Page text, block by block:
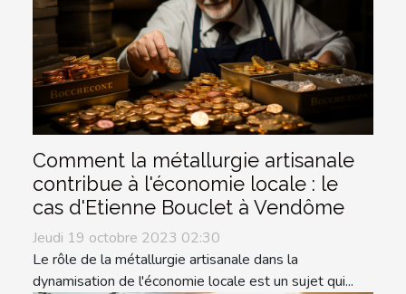
Comment la métallurgie artisanale
contribue à l'économie locale : le
cas d'Etienne Bouclet à Vendôme
Jeudi 19 octobre 2023 02:30
Le rôle de la métallurgie artisanale dans la
dynamisation de l'économie locale est un sujet qui...